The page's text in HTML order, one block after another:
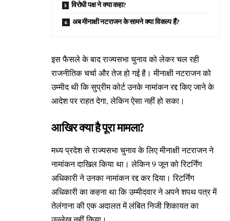
विरोधी पक्ष ने क्या कहा?
अब मीनाक्षी नटराजन के सामने क्या विकल्प हैं?
इस फैसले के बाद राज्यसभा चुनाव को लेकर चल रही
राजनीतिक चर्चा और तेज हो गई है। मीनाक्षी नटराजन को
उम्मीद थी कि सुप्रीम कोर्ट उनके नामांकन रद्द किए जाने के
आदेश पर राहत देगा, लेकिन ऐसा नहीं हो सका।
आखिर क्या है पूरा मामला?
मध्य प्रदेश से राज्यसभा चुनाव के लिए मीनाक्षी नटराजन ने
नामांकन दाखिल किया था। लेकिन 9 जून को रिटर्निंग
अधिकारी ने उनका नामांकन रद्द कर दिया। रिटर्निंग
अधिकारी का कहना था कि उम्मीदवार ने अपने शपथ पत्र में
तेलंगाना की एक अदालत में लंबित निजी शिकायत का